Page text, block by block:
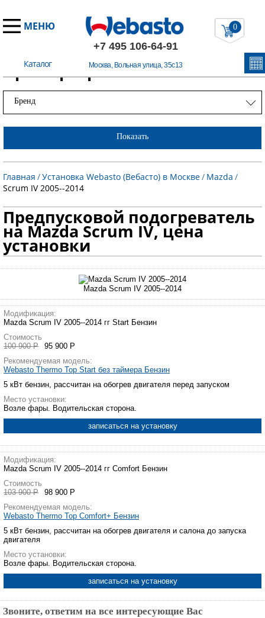
МЕНЮ
+7 495 106-64-91
Москва, Вольная улица, 35с13
Каталог
0
Примеры работ
Бренд
Показать
Главная /Установка Webasto (Вебасто) в Москве/ Mazda /
Scrum IV 2005--2014
Предпусковой подогреватель
на Mazda Scrum IV, цена
установки
Mazda Scrum IV 2005--2014
Модификация:
Mazda Scrum IV 2005--2014 гг Start Бензин
Стоимость
100 900 Р
95 900 Р
Рекомендуемая модель:
Webasto Thermo Top Start без таймера Бензин
5 кВт бензин, рассчитан на обогрев двигателя перед запуском
Место установки:
Возле фары. Водительская сторона.
записаться на установку
Модификация:
Mazda Scrum IV 2005--2014 гг Comfort Бензин
Стоимость
103 900 Р
98 900 Р
Рекомендуемая модель:
Webasto Thermo Top Comfort+ Бензин
5 кВт бензин, рассчитан на обогрев двигателя и салона до запуска
двигателя
Место установки:
Возле фары. Водительская сторона.
записаться на установку
Звоните, ответим на все интересующие Вас